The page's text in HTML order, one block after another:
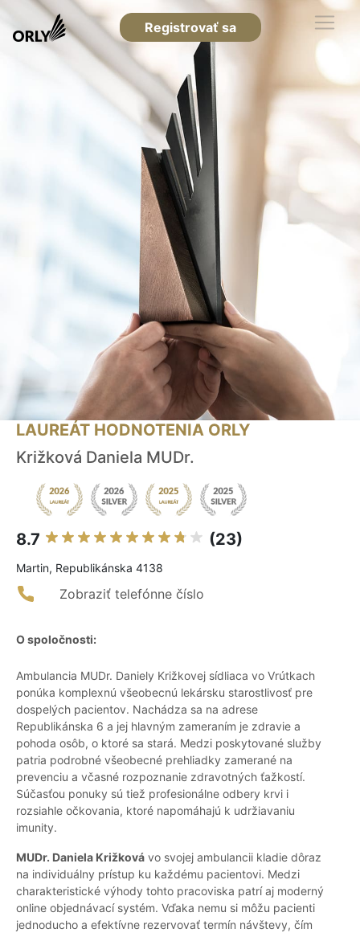
Registrovať sa
LAUREÁT HODNOTENIA ORLY
Križková Daniela MUDr.
8.7 (23)
Martin, Republikánska 4138
Zobraziť telefónne číslo
O spoločnosti:
Ambulancia MUDr. Daniely Križkovej sídliaca vo Vrútkach
ponúka komplexnú všeobecnú lekársku starostlivosť pre
dospelých pacientov. Nachádza sa na adrese
Republikánska 6 a jej hlavným zameraním je zdravie a
pohoda osôb, o ktoré sa stará. Medzi poskytované služby
patria podrobné všeobecné prehliadky zamerané na
prevenciu a včasné rozpoznanie zdravotných ťažkostí.
Súčasťou ponuky sú tiež profesionálne odbery krvi i
rozsiahle očkovania, ktoré napomáhajú k udržiavaniu
imunity.
MUDr. Daniela Križková vo svojej ambulancii kladie dôraz
na individuálny prístup ku každému pacientovi. Medzi
charakteristické výhody tohto pracoviska patrí aj moderný
online objednávací systém. Vďaka nemu si môžu pacienti
jednoducho a efektívne rezervovať termín návštevy, čím